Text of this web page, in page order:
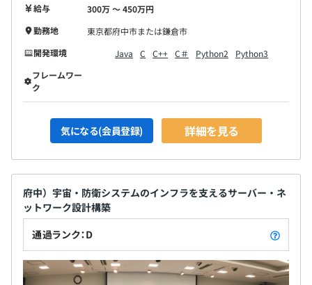
給与
300万 〜 450万円
勤務地
東京都府中市または鎌倉市
開発環境
Java C C++ C＃ Python2
Python3
フレームワー
ク
気になる(会員登録) 詳細を見る
府中）宇宙・防衛システムのインフラを支えるサーバー・ネ
ットワーク設計構築
通過ランク：D